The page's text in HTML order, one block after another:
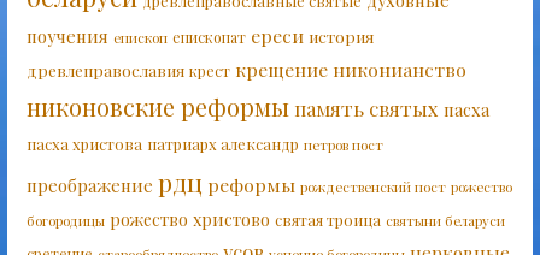
поучения епископ епископат ереси история
древлеправославия крест крещение никонианство
никоновские реформыпамять святых пасха
пасха христова патриарх александр петров пост
преображение рдц реформы рождественский пост рожество
богородицы рожество христово святая троица святыни беларуси